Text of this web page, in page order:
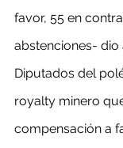
favor, 55 en
abstenciones- dio
Diputados del
royalty minero
compensación a